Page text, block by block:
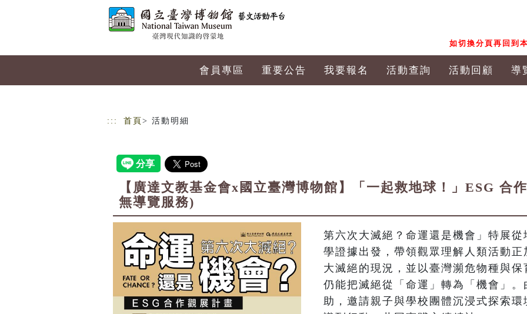
如切換分頁再回到
會員專區 重要公告 我要報名 活動查詢 活動回顧 導
::: 首頁 > 活動明細
【廣達文教基金會x國立臺灣博物館】「一起救地球！」ESG 合
無導覽服務)
第六次大滅絕？命運還是機會」特展
學證據出發，帶領觀眾理解人類活動
大滅絕的現況，並以臺灣瀕危物種與
仍能把滅絕從「命運」轉為「機會」
助，邀請親子與學校團體沉浸式探索